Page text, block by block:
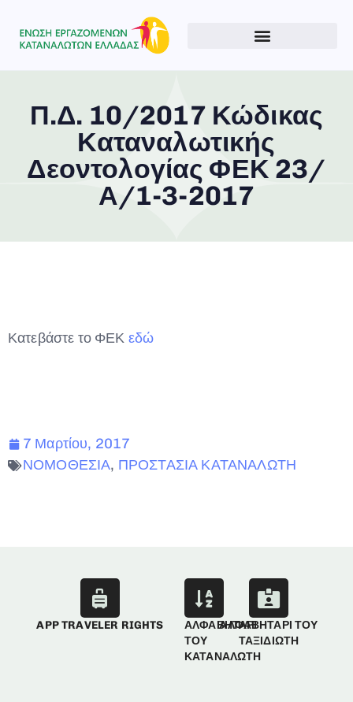
Π.Δ. 10/2017 Κώδικας
Καταναλωτικής
Δεοντολογίας ΦΕΚ 23/
Α/1-3-2017
Κατεβάστε το ΦΕΚ εδώ
7 Μαρτίου, 2017
ΝΟΜΟΘΕΣΙΑ, ΠΡΟΣΤΑΣΙΑ ΚΑΤΑΝΑΛΩΤΗ
APP TRAVELER RIGHTS
ΑΛΦΑΒΗΤΑΡΙ
ΤΟΥ
ΚΑΤΑΝΑΛΩΤΗ
ΑΛΦΑΒΗΤΑΡΙ ΤΟΥ
ΤΑΞΙΔΙΩΤΗ
Type and hit enter